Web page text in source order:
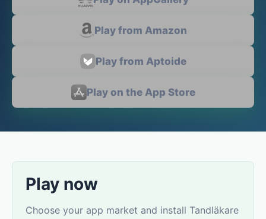
Play from Amazon
Play from Aptoide
Play on the App Store
Play now
Choose your app market and install Tandläkare